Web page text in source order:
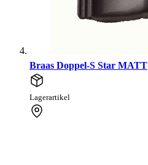
Braas Doppel-S Star MATT
Lagerartikel